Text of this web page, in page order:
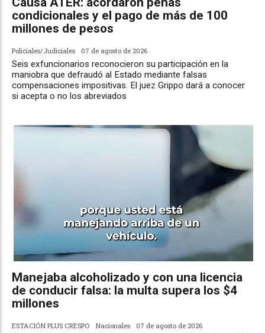
condicionales y el pago de más de 100
millones de pesos
Policiales/Judiciales 07 de agosto de 2026
Seis exfuncionarios reconocieron su participación en la
maniobra que defraudó al Estado mediante falsas
compensaciones impositivas. El juez Grippo dará a conocer
si acepta o no los abreviados
Manejaba alcoholizado y con una licencia
de conducir falsa: la multa supera los $4
millones
ESTACIÓN PLUS CRESPO Nacionales 07 de agosto de 2026